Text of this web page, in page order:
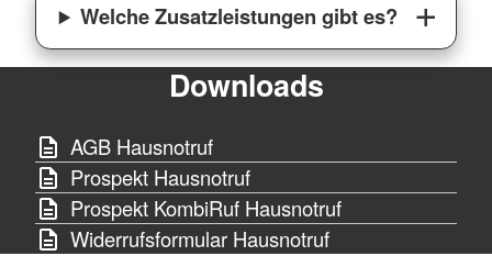
Welche Zusatzleistungen gibt es?
Downloads
AGB Hausnotruf
Prospekt Hausnotruf
Prospekt KombiRuf Hausnotruf
Widerrufsformular Hausnotruf